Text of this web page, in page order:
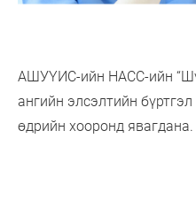
АШУҮИС-ийн НАСС-ийн
ангийн элсэлтийн бүртгэл
өдрийн хооронд явагдана.